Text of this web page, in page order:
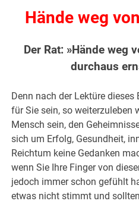
Hände weg
Der Rat: »Hände weg
durchaus
Denn nach der Lektüre
für Sie sein, so weiterzuleben
Mensch sein, den
sich um Erfolg, Gesundheit,
Reichtum keine Gedanken
wenn Sie Ihre Finger von
jedoch immer schon gefühlt
etwas nicht stimmt und